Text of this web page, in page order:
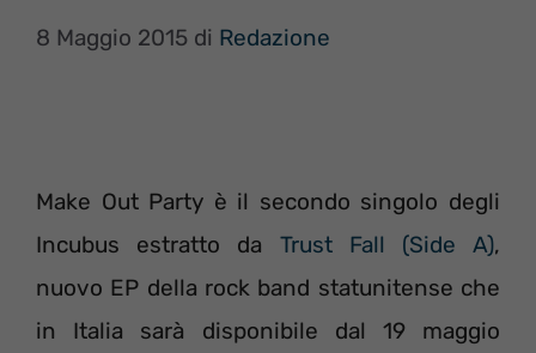
8 Maggio 2015 di Redazione
Make Out Party è il secondo singolo degli
Incubus estratto da Trust Fall (Side A),
nuovo EP della rock band statunitense che
in Italia sarà disponibile dal 19 maggio